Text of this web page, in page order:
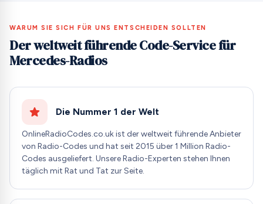
WARUM SIE SICH FÜR UNS ENTSCHEIDEN SOLLTEN
Der weltweit führende Code-Service für
Mercedes-Radios
Die Nummer 1 der Welt
OnlineRadioCodes.co.uk ist der weltweit führende Anbieter
von Radio-Codes und hat seit 2015 über 1 Million Radio-
Codes ausgeliefert. Unsere Radio-Experten stehen Ihnen
täglich mit Rat und Tat zur Seite.